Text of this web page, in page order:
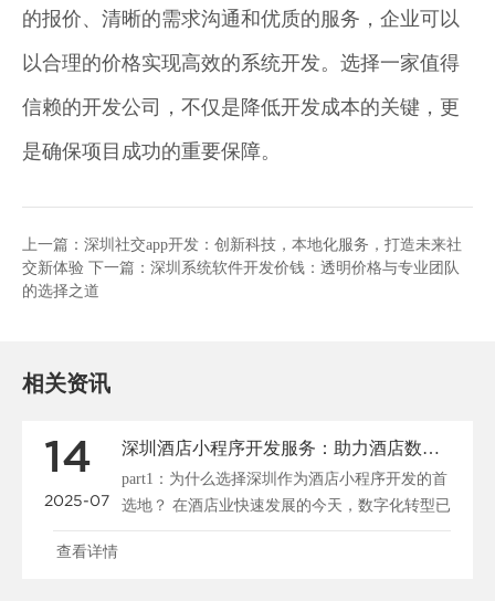
的报价、清晰的需求沟通和优质的服务，企业可以
以合理的价格实现高效的系统开发。选择一家值得
信赖的开发公司，不仅是降低开发成本的关键，更
是确保项目成功的重要保障。
上一篇： 深圳社交app开发：创新科技，本地化服务，打造未来社
交新体验 下一篇： 深圳系统软件开发价钱：透明价格与专业团队
的选择之道
相关资讯
14
2025-07
深圳酒店小程序开发服务：助力酒店数字化转型的利器
part1：为什么选择深圳作为酒店小程序开发的首
选地？ 在酒店业快速发展的今天，数字化转型已
经成为不可忽视的趋势。深圳，...
查看详情